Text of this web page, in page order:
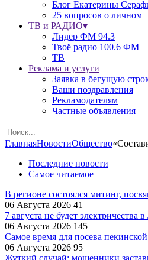
Блог Екатерины
25 вопросов о личном
ТВ и РАДИО▾
Лидер ФМ 94.3
Твоё радио 100.6 ФМ
ТВ
Реклама и услуги
Заявка в бегущую
Ваши поздравления
Рекламодателям
Частные объявления
ГлавнаяНовостиОбщество
Последние новости
Самое читаемое
В регионе состоялся митинг,
06 Августа 2026 41
7 августа не будет
06 Августа 2026 145
Самое время для посева
06 Августа 2026 95
Жуткий случай: мошенники